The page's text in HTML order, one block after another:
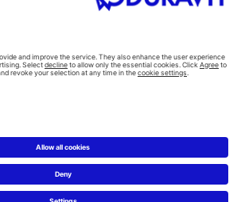
Instagram
Flickr
Duravit AG
and Compliance|
|Cookie settings